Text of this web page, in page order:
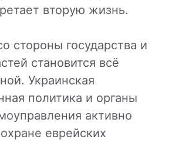
вторую жизнь.
стороны государства и
становится всё
Украинская
политика и органы
активно
еврейских